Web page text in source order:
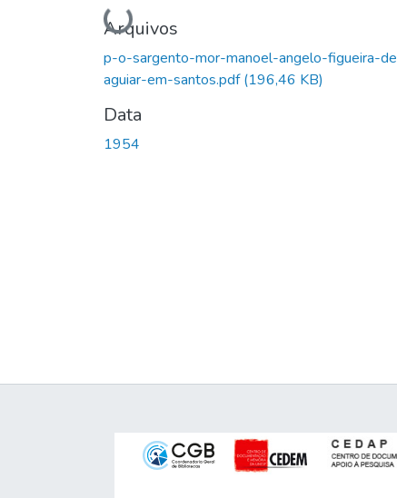
Carregando...
Arquivos
p-o-sargento-mor-manoel-angelo-figueira-
aguiar-em-santos.pdf(196,46 KB)
Data
1954